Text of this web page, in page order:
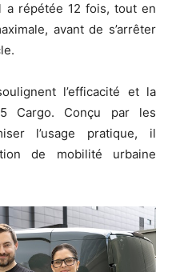
a répétée 12 fois, tout en
avant de s’arrêter
l’efficacité et la
Cargo. Conçu par les
l’usage pratique, il
de mobilité urbaine